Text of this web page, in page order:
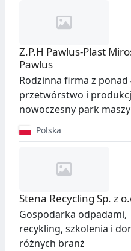
Z.P.H Pawlus-Plast
Pawlus
Rodzinna firma z
przetwórstwo i
nowoczesny park
Polska
Stena Recycling Sp. z
Gospodarka odpadami,
recykling, szkolenia i
różnych branż